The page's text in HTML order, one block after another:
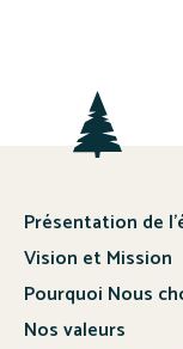
Présentation de
Vision et Mission
Pourquoi Nous
Nos valeurs